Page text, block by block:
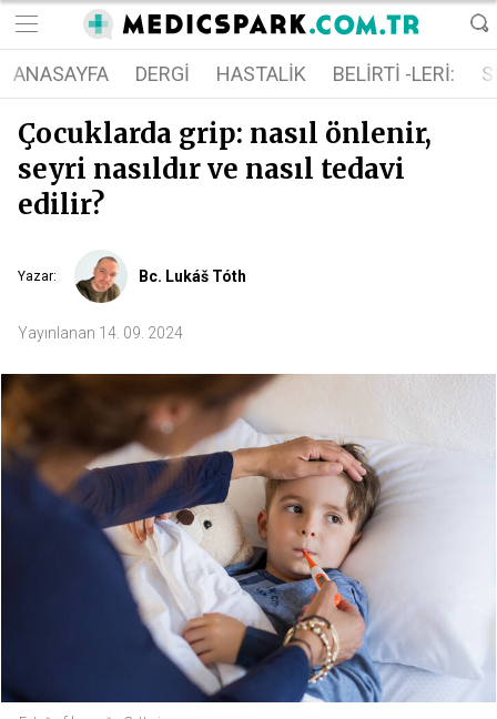
ANASAYFA DERGI HASTALIK BELIRTI -LERI:
Çocuklarda grip: nasıl önlenir,
seyri nasıldır ve nasıl tedavi
edilir?
Yazar: Bc. Lukáš Tóth
Yayınlanan 14. 09. 2024